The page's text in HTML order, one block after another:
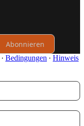
Abonnieren
∙ Bedingungen ∙ Hinweis